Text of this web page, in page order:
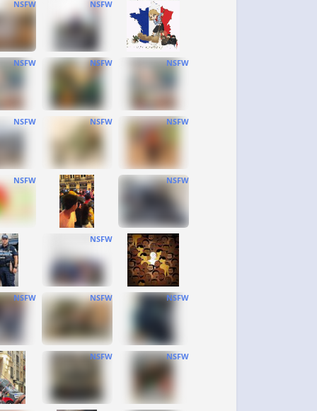
NSFW NSFW
NSFW NSFW NSFW
NSFW NSFW NSFW
NSFW NSFW
NSFW
NSFW NSFW NSFW
NSFW NSFW